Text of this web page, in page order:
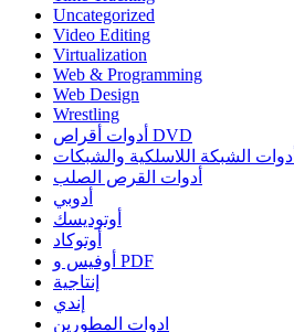
Uncategorized
Video Editing
Virtualization
Web & Programming
Web Design
Wrestling
أدوات أقراص DVD
أدوات الشبكة اللاسلكية والشبكات
أدوات القرص الصلب
أدوبي
أوتوديسك
أوتوكاد
أوفيس و PDF
إنتاجية
إندي
ادوات المطورين